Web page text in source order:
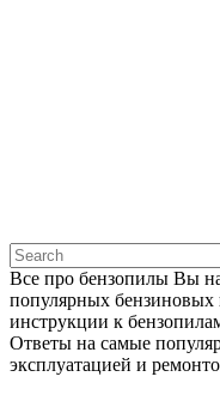
Все про бензопилы Вы
популярных бензиновых
инструкции к
Ответы на самые
эксплуатацией и